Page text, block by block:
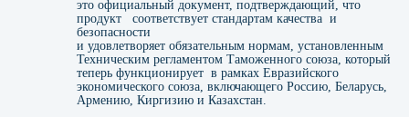
это официальный документ, подтверждающий, что
продукт соответствует стандартам качества и
безопасности
и удовлетворяет обязательным нормам, установленным
Техническим регламентом Таможенного союза, который
теперь функционирует в рамках Евразийского
экономического союза, включающего Россию, Беларусь,
Армению, Киргизию и Казахстан.
Методы подтверждения
соответствия продукции